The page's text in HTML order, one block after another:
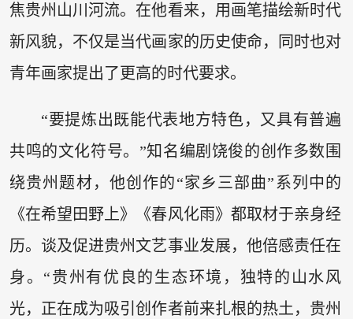
焦贵州山川河流。在他看来，用画笔描绘新时代
新风貌，不仅是当代画家的历史使命，同时也对
青年画家提出了更高的时代要求。
“要提炼出既能代表地方特色，又具有普遍
共鸣的文化符号。”知名编剧饶俊的创作多数围
绕贵州题材，他创作的“家乡三部曲”系列中的
《在希望田野上》《春风化雨》都取材于亲身经
历。谈及促进贵州文艺事业发展，他倍感责任在
身。“贵州有优良的生态环境，独特的山水风
光，正在成为吸引创作者前来扎根的热土，贵州